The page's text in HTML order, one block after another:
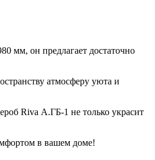
мм, он предлагает достаточно
атмосферу уюта и
Riva А.ГБ-1 не только украсит
в вашем доме!